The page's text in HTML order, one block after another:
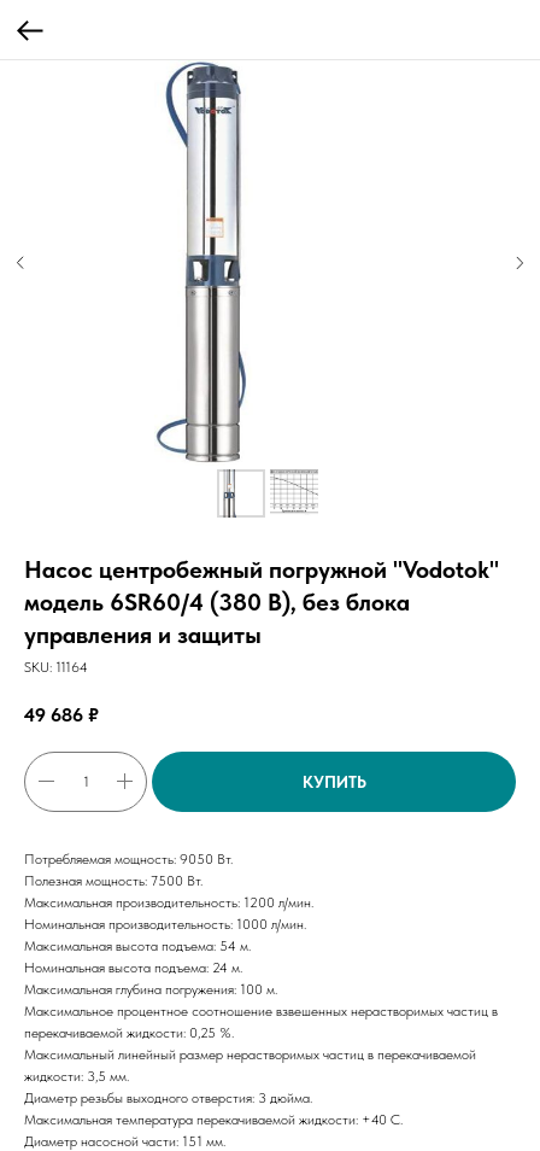
Насос центробежный погружной "Vodotok"
модель 6SR60/4 (380 В), без блока
управления и защиты
SKU: 11164
49 686 ₽
КУПИТЬ
Потребляемая мощность: 9050 Вт.
Полезная мощность: 7500 Вт.
Максимальная производительность: 1200 л/мин.
Номинальная производительность: 1000 л/мин.
Максимальная высота подъема: 54 м.
Номинальная высота подъема: 24 м.
Максимальная глубина погружения: 100 м.
Максимальное процентное соотношение взвешенных нерастворимых частиц в
перекачиваемой жидкости: 0,25 %.
Максимальный линейный размер нерастворимых частиц в перекачиваемой
жидкости: 3,5 мм.
Диаметр резьбы выходного отверстия: 3 дюйма.
Максимальная температура перекачиваемой жидкости: +40 С.
Диаметр насосной части: 151 мм.